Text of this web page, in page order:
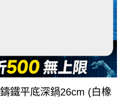
鐵平底深鍋26cm (白橡